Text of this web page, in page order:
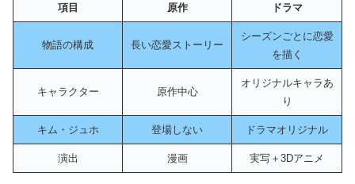
項目 原作 ドラマ
物語の構成 長い恋愛ストーリー
シーズンごとに恋愛
を描く
キャラクター 原作中心
オリジナルキャラあ
り
キム・ジュホ 登場しない ドラマオリジナル
演出 漫画 実写＋3Dアニメ